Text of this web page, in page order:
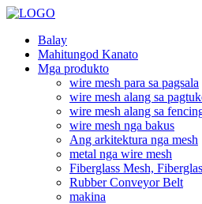
Balay
Mahitungod Kanato
Mga produkto
wire mesh para sa pagsala
wire mesh alang sa
wire mesh alang sa
wire mesh nga bakus
Ang arkitektura nga mesh
metal nga wire mesh
Fiberglass Mesh,
Rubber Conveyor Belt
makina